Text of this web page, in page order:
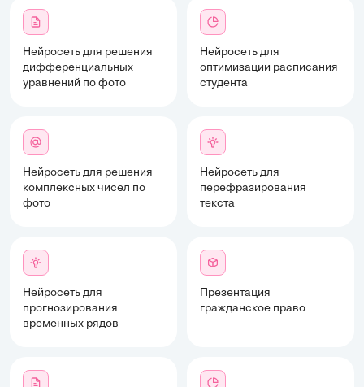
Нейросеть для решения
дифференциальных
уравнений по фото
Нейросеть для
оптимизации расписания
студента
Нейросеть для решения
комплексных чисел по
фото
Нейросеть для
перефразирования
текста
Нейросеть для
прогнозирования
временных рядов
Презентация
гражданское право